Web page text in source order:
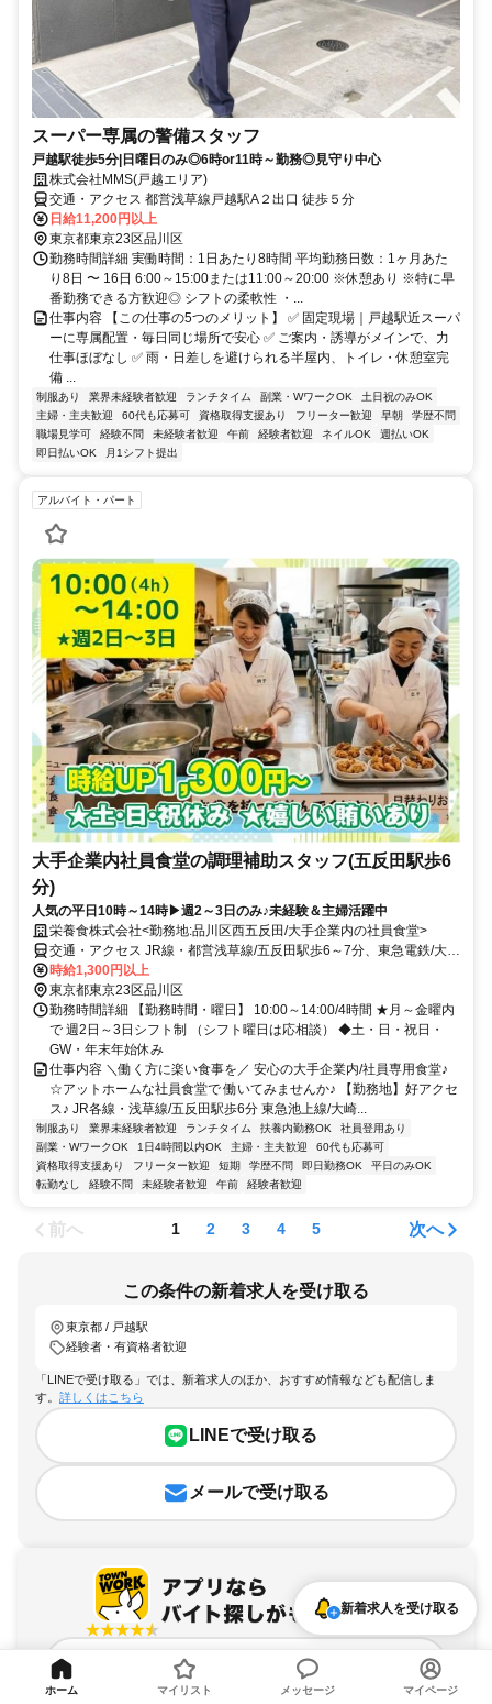
スーパー専属の警備スタッフ
戸越駅徒歩5分|日曜日のみ◎6時or11時～勤務◎見守り中心
株式会社MMS(戸越エリア)
交通・アクセス 都営浅草線戸越駅A２出口 徒歩５分
日給11,200円以上
東京都東京23区品川区
勤務時間詳細 実働時間：1日あたり8時間 平均勤務日数：1ヶ月あた
り8日 〜 16日 6:00～15:00または11:00～20:00 ※休憩あり ※特に早
番勤務できる方歓迎◎ シフトの柔軟性 ・...
仕事内容 【この仕事の5つのメリット】 ✅ 固定現場｜戸越駅近スーパ
ーに専属配置・毎日同じ場所で安心 ✅ ご案内・誘導がメインで、力
仕事ほぼなし ✅ 雨・日差しを避けられる半屋内、トイレ・休憩室完
備 ...
制服あり 業界未経験者歓迎 ランチタイム 副業・WワークOK
土日祝のみOK
主婦・主夫歓迎
60代も応募可 資格取得支援あり フリーター歓迎 早朝
学歴不問
職場見学可
経験不問 未経験者歓迎 午前 経験者歓迎 ネイルOK
週払いOK
即日払いOK
月1シフト提出
アルバイト・パート
大手企業内社員食堂の調理補助スタッフ(五反田駅歩6
分)
人気の平日10時～14時▶週2～3日のみ♪未経験＆主婦活躍中
栄養食株式会社<勤務地:品川区西五反田/大手企業内の社員食堂>
交通・アクセス JR線・都営浅草線/五反田駅歩6～7分、東急電鉄/大崎
広小路駅歩5分
時給1,300円以上
東京都東京23区品川区
勤務時間詳細 【勤務時間・曜日】 10:00～14:00/4時間 ★月～金曜内
で 週2日～3日シフト制 （シフト曜日は応相談） ◆土・日・祝日・
GW・年末年始休み
仕事内容 ＼働く方に楽い食事を／ 安心の大手企業内/社員専用食堂♪
☆アットホームな社員食堂で 働いてみませんか♪ 【勤務地】好アクセ
ス♪ JR各線・浅草線/五反田駅歩6分 東急池上線/大崎...
制服あり 業界未経験者歓迎 ランチタイム 扶養内勤務OK
社員登用あり
副業・WワークOK
1日4時間以内OK 主婦・主夫歓迎
60代も応募可
資格取得支援あり
フリーター歓迎 短期 学歴不問 即日勤務OK
平日のみOK
転勤なし
経験不問 未経験者歓迎 午前 経験者歓迎
前へ 1 2 3 4 5 次へ
この条件の新着求人を受け取る
東京都 / 戸越駅
経験者・有資格者歓迎
「LINEで受け取る」では、新着求人のほか、おすすめ情報なども配信しま
す。 詳しくはこちら
LINEで受け取る
メールで受け取る
アプリを無料ダウンロード
新着求人を受け取る
ホーム マイリスト メッセージ マイページ